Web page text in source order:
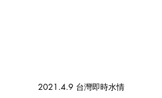
2021.4.9 台灣即時水情